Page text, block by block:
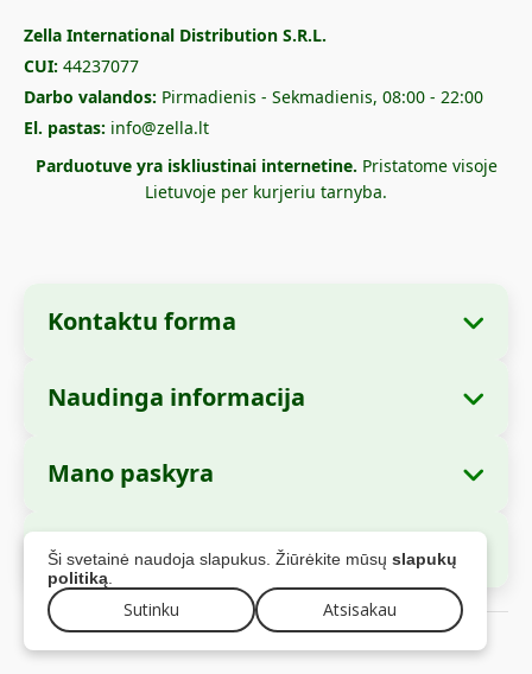
Ši svetainė naudoja slapukus. Žiūrėkite mūsų slapukų
politiką
Sutinku Atsisakau
Zella International Distribution S.R.L.
CUI: 44237077
Darbo valandos: Pirmadienis - Sekmadienis, 08:00 - 22:00
El. pastas: info@zella.lt
Parduotuve yra iskliustinai internetine. Pristatome visoje
Lietuvoje per kurjeriu tarnyba.
Kontaktu forma
Imones informacija
Imones pavadinimas:
Distribution S.R.L.
Buveine:Strada Cuza Voda nr. 97, Sector 4,
Bucuresti, 040283, Rumunija
44237077
Naudinga informacija
Kaip uzsisakyti?
Mokejimo büdai
Siuntimo informacija
Grazinimo politika
Garantija
Mano paskyra
Mano uzsakymai
Asmens duomenys
Adresai
Saugus apmokejimas
© 2026 zella.lt - Visos teises saugomos